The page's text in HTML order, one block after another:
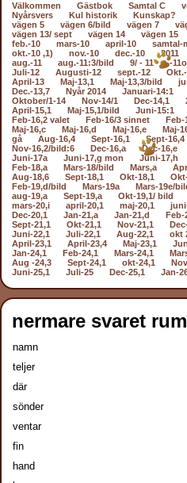
Välkommen Gästbok Samtal C
Nyårsvers
Kul historik Kunskap?
vägen 5
vägen 6/bild vägen 7
vägen 13/ sept
vägen 14 vägen 15
feb.-10
mars-10 april-10 samtal-
okt.-10 ,1)
nov.-10 dec.-10 2011
aug.-11
aug.-11:3/bild 9/ - 11 -
Juli-12
Augusti-12 sept.-12
April-13
Maj-13,1 Maj-13,3/bild
Dec.-13,7
Nyår 2014 Januari-14:1
Oktober/1-14
Nov-14/1 Dec-14,1
April-15,1
Maj-15,1/bild Juni-15:1
Feb-16,2 valet
Feb-16/3 sinnet Feb-
Maj-16,c
Maj-16,d Maj-16,e Maj-
gå
Aug-16,4 Sept-16,1 Sept-16,4
Nov-16,2/bild:6
Dec-16,a Dec-16,e
Juni-17a
Juni-17,g mon Juni-17,h
Feb-18,a
Mars-18/bild Mars,a
Aug-18,6
Sept-18,1 Okt-18,1
Feb-19,d/bild
Mars-19a Mars-19e/
aug-19,a
Sept-19,a Okt-19,1/ bild
mars-20,i
april-20,1 maj-20,1
Dec-20,1
Jan-21,a Jan-21,d Feb-
Sept-21,1
Okt-21,1 Nov-21,1
Juni-22,1
Juli-22,1 Aug-22,1 okt
April-23,1
April-23,4 Maj-23,1
Jan-24,1
Feb-24,1 Mars-24,1
Aug -24,3
Sept-24,1 okt-24,1
Juni-25,1
Juli-25 Dec-25,1 Jan-
nermare svaret
namn
teljer
där
sönder
ventar
fin
hand